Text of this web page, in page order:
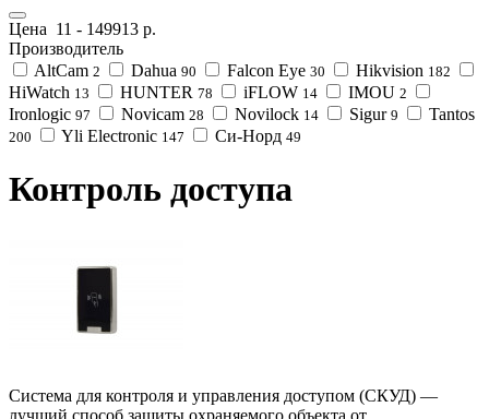
Цена 11 - 149913 р.
Производитель
AltCam 2 Dahua 90 Falcon Eye 30 Hikvision 182
HiWatch 13 HUNTER 78 iFLOW 14 IMOU 2
Ironlogic 97 Novicam 28 Novilock 14 Sigur 9 Tantos
200 Yli Electronic 147 Си-Норд 49
Контроль доступа
Система для контроля и управления доступом (СКУД) —
лучший способ защиты охраняемого объекта от